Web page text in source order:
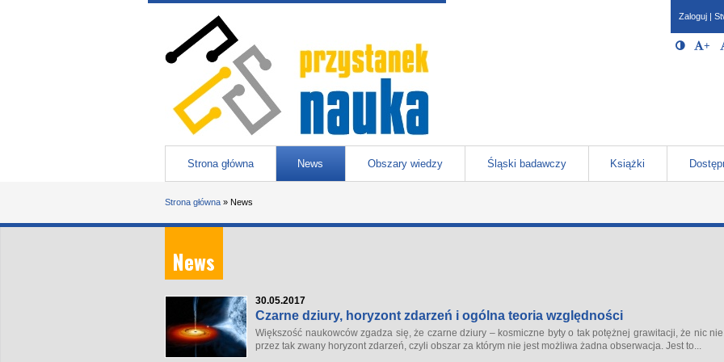
Przejdź do treści
Menu główne
Strona główna News Obszary wiedzy Śląski badawczy Książki
Zaloguj |
Opcje
Włącz/
+
Strona główna » News
News
30.05.2017
Czarne dziury, horyzont zdarzeń i ogólna teoria względności
Większość naukowców zgadza się, że czarne dziury – kosmiczne byty o tak potężnej grawitacji, że nic
przez tak zwany horyzont zdarzeń, czyli obszar za którym nie jest możliwa żadna obserwacja. Jest to...